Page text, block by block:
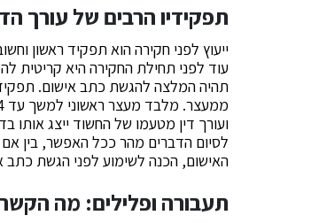
תפקידיו הרבים של עורך
ייעוץ לפני חקירה הוא תפקיד ראשון
עוד לפני תחילת החקירה היא קריטית
תהיה המלצה להגשת כתב אישום.
ועורך דין מטעמו של החשוד ייצג אותו
לסיום הדברים מהר ככל האפשר, בין
האישום, הכנה לשימוע לפני הגשת כתב
תעבורה ופלילים: מה